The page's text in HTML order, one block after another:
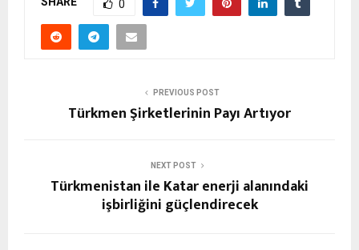
0
PREVIOUS POST
Türkmen Şirketlerinin Payı Artıyor
NEXT POST
Türkmenistan ile Katar enerji alanındaki
işbirliğini güçlendirecek